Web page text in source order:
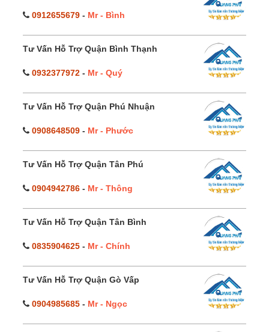
0912655679 - Mr - Bình
Tư Vấn Hỗ Trợ Quận Bình Thạnh
0932377972 - Mr - Quý
Tư Vấn Hỗ Trợ Quận Phú Nhuận
0908648509 - Mr - Phước
Tư Vấn Hỗ Trợ Quận Tân Phú
0904942786 - Mr - Thông
Tư Vấn Hỗ Trợ Quận Tân Bình
0835904625 - Mr - Chính
Tư Vấn Hỗ Trợ Quận Gò Vấp
0904985685 - Mr - Ngọc